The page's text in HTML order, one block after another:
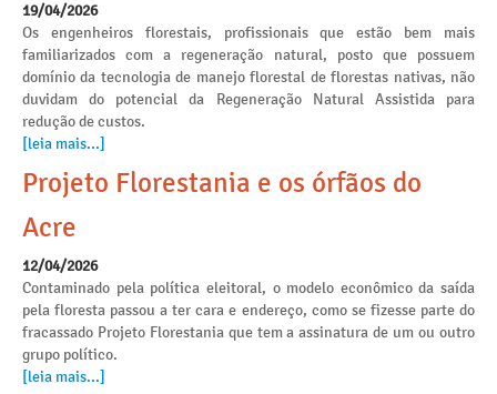
19/04/2026
Os engenheiros florestais, profissionais que estão bem mais
familiarizados com a regeneração natural, posto que possuem
domínio da tecnologia de manejo florestal de florestas nativas, não
duvidam do potencial da Regeneração Natural Assistida para
redução de custos.
[leia mais...]
Projeto Florestania e os órfãos do
Acre
12/04/2026
Contaminado pela política eleitoral, o modelo econômico da saída
pela floresta passou a ter cara e endereço, como se fizesse parte do
fracassado Projeto Florestania que tem a assinatura de um ou outro
grupo político.
[leia mais...]